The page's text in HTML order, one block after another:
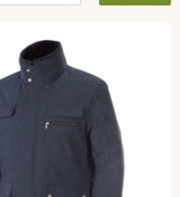
style unique où que vous allez !